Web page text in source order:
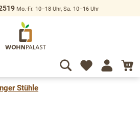
Mo.-Fr. 10–18 Uhr, Sa. 10–16 Uhr
Stühle